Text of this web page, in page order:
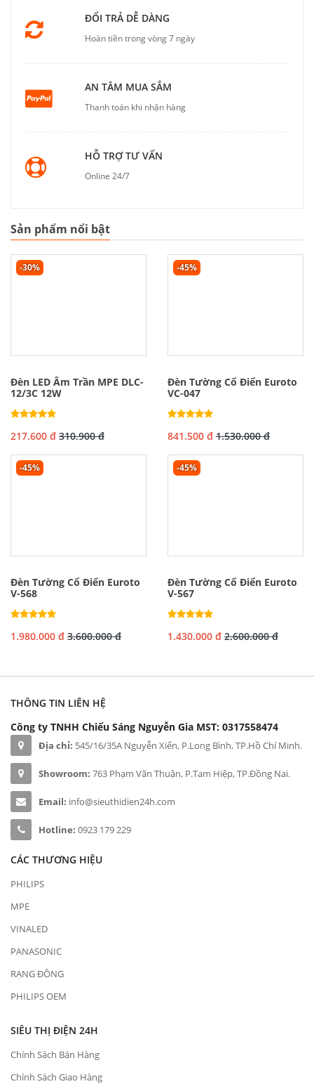
ĐỔI TRẢ DỄ DÀNG
Hoàn tiền trong vòng 7 ngày
AN TÂM MUA SẮM
Thanh toán khi nhận hàng
HỖ TRỢ TƯ VẤN
Online 24/7
Sản phẩm nổi bật
-30%
Đèn LED Âm Trần MPE DLC-
12/3C 12W
217.600 đ 310.900 đ
-45%
Đèn Tường Cổ Điển Euroto
VC-047
841.500 đ 1.530.000 đ
-45%
Đèn Tường Cổ Điển Euroto
V-568
1.980.000 đ 3.600.000 đ
-45%
Đèn Tường Cổ Điển Euroto
V-567
1.430.000 đ 2.600.000 đ
THÔNG TIN LIÊN HỆ
Công ty TNHH Chiếu Sáng Nguyễn Gia MST: 0317558474
Địa chỉ: 545/16/35A Nguyễn Xiển, P.Long Bình, TP.Hồ Chí Minh.
Showroom: 763 Phạm Văn Thuận, P.Tam Hiệp, TP.Đồng Nai.
Email: info@sieuthidien24h.com
Hotline: 0923 179 229
CÁC THƯƠNG HIỆU
PHILIPS
MPE
VINALED
PANASONIC
RẠNG ĐÔNG
PHILIPS OEM
SIÊU THỊ ĐIỆN 24H
Chính Sách Bán Hàng
Chính Sách Giao Hàng